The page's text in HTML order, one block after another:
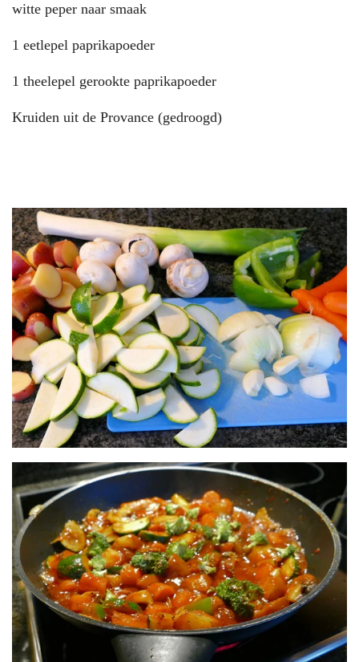
witte peper naar smaak
1 eetlepel paprikapoeder
1 theelepel gerookte paprikapoeder
Kruiden uit de Provance (gedroogd)